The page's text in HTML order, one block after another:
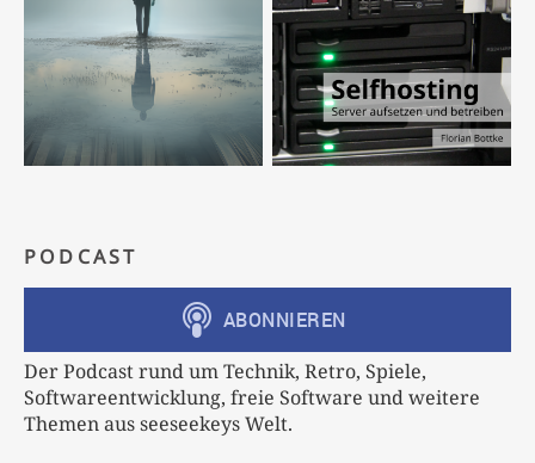
PODCAST
Der Podcast rund um Technik, Retro, Spiele,
Softwareentwicklung, freie Software und weitere
Themen aus seeseekeys Welt.